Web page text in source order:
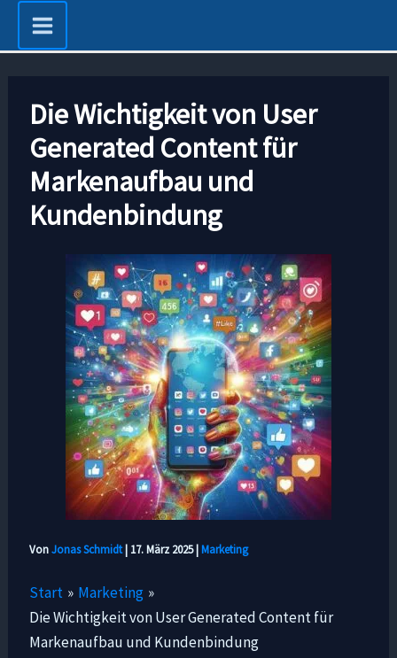
Inhalt
Die Wichtigkeit von User
Generated Content für
Markenaufbau und
Kundenbindung
VonJonas Schmidt| 17. März 2025|Marketing
Start
Marketing
Die Wichtigkeit von User Generated Content für
Markenaufbau und Kundenbindung